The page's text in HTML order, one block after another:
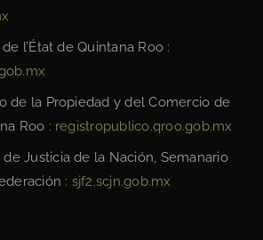
l’État de Quintana Roo :
de la Propiedad y del Comercio de
Roo : registropublico.qroo.gob.mx
Justicia de la Nación, Semanario
: sjf2.scjn.gob.mx